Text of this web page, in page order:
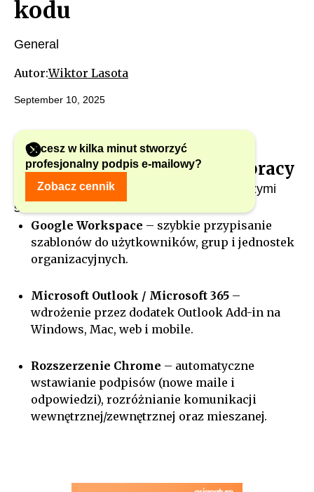
kodu
General
Autor:Wiktor Lasota
September 10, 2025
Chcesz w kilka minut stworzyć
profesjonalny podpis e-mailowy?
Zobacz cennik
Integracje z ekosystemem pracy
gSignature współpracuje z najpopularniejszymi
środowiskami:
Google Workspace – szybkie przypisanie
szablonów do użytkowników, grup i jednostek
organizacyjnych.
Microsoft Outlook / Microsoft 365 –
wdrożenie przez dodatek Outlook Add-in na
Windows, Mac, web i mobile.
Rozszerzenie Chrome – automatyczne
wstawianie podpisów (nowe maile i
odpowiedzi), rozróżnianie komunikacji
wewnętrznej/zewnętrznej oraz mieszanej.